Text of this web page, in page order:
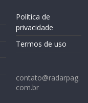
Política de
privacidade
Termos de uso
contato@radarpag.
com.br